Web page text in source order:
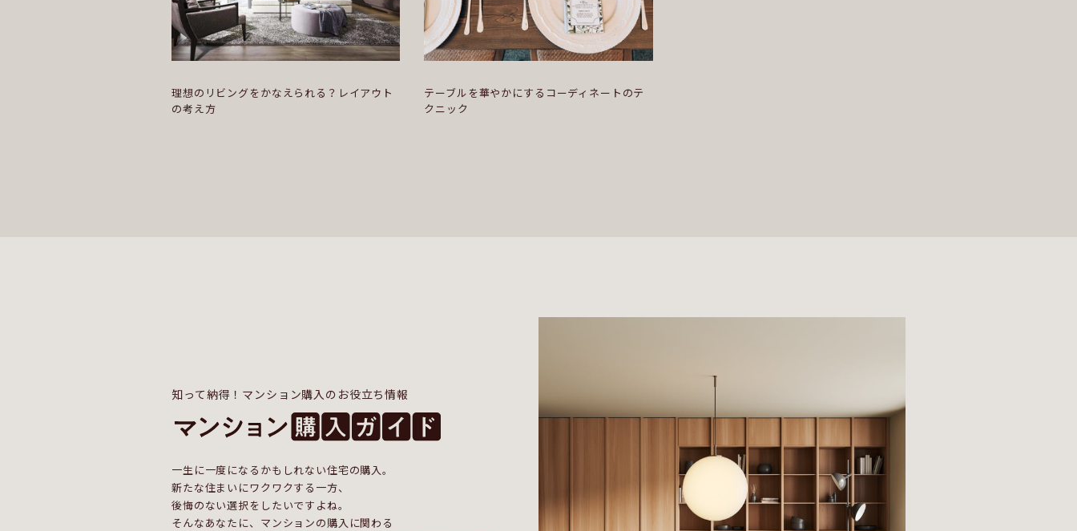
理想のリビングをかなえられる？レイアウト
の考え方
テーブルを華やかにするコーディネートのテ
クニック
知って納得！マンション購入のお役立ち情報
一生に一度になるかもしれない住宅の購入。
新たな住まいにワクワクする一方、
後悔のない選択をしたいですよね。
そんなあなたに、マンションの購入に関わる